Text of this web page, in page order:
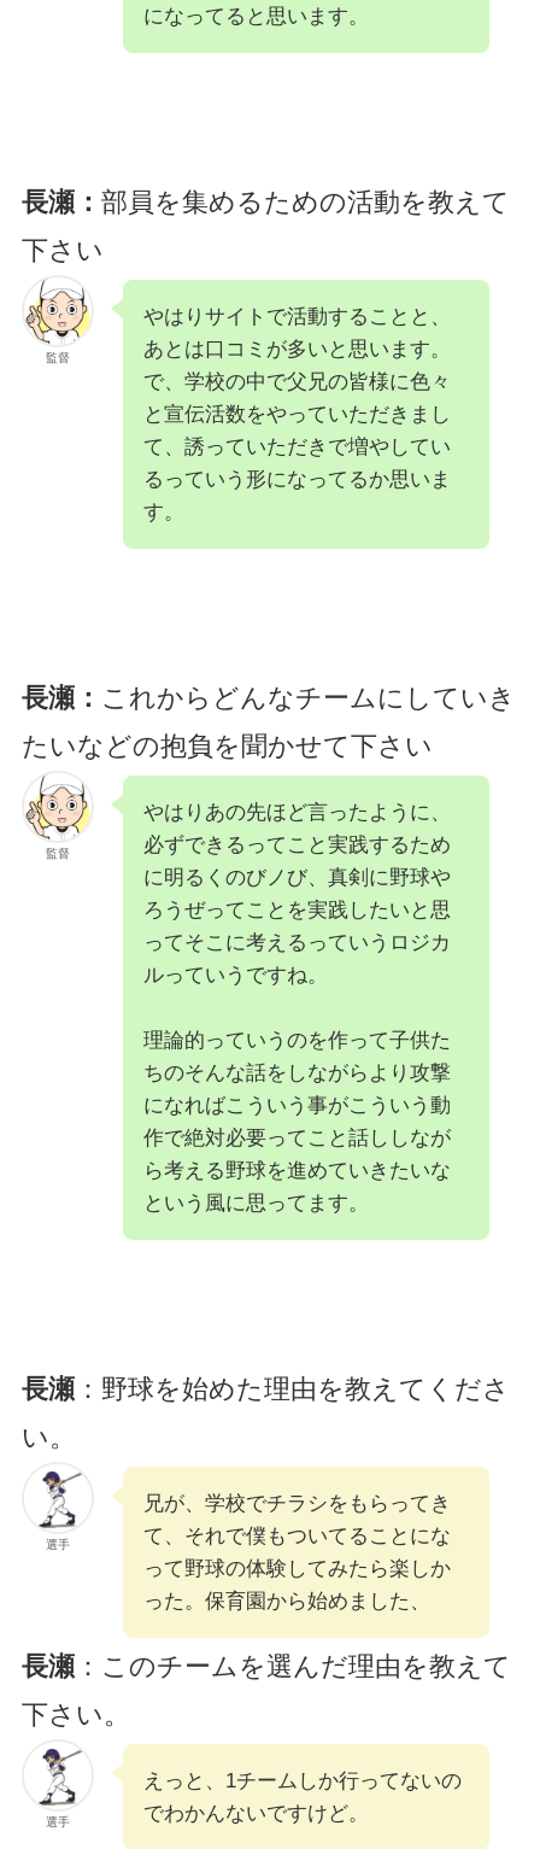
になってると思います。
長瀬： 部員を集めるための活動を教えて
下さい
監督
やはりサイトで活動することと、
あとは口コミが多いと思います。
で、学校の中で父兄の皆様に色々
と宣伝活数をやっていただきまし
て、誘っていただきで増やしてい
るっていう形になってるか思いま
す。
長瀬： これからどんなチームにしていき
たいなどの抱負を聞かせて下さい
監督
やはりあの先ほど言ったように、
必ずできるってこと実践するため
に明るくのびノび、真剣に野球や
ろうぜってことを実践したいと思
ってそこに考えるっていうロジカ
ルっていうですね。
理論的っていうのを作って子供た
ちのそんな話をしながらより攻撃
になればこういう事がこういう動
作で絶対必要ってこと話ししなが
ら考える野球を進めていきたいな
という風に思ってます。
長瀬：野球を始めた理由を教えてくださ
い。
選手
兄が、学校でチラシをもらってき
て、それで僕もついてることにな
って野球の体験してみたら楽しか
った。保育園から始めました、
長瀬：このチームを選んだ理由を教えて
下さい。
選手
えっと、1チームしか行ってないの
でわかんないですけど。